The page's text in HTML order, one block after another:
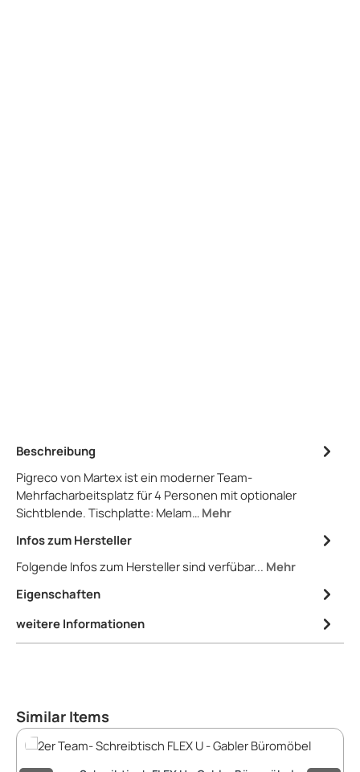
Beschreibung
Pigreco von Martex ist ein moderner Team-
Mehrfacharbeitsplatz für 4 Personen mit optionaler
Sichtblende. Tischplatte: Melam… Mehr
Infos zum Hersteller
Folgende Infos zum Hersteller sind verfübar... Mehr
Eigenschaften
weitere Informationen
Produktgalerie überspringen
Similar Items